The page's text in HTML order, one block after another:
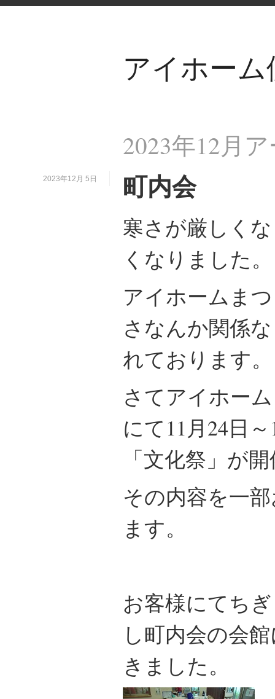
アイホー
2023年12月
2023年12月 5日 町内会
寒さが厳しく
くなりました。
アイホームま
さなんか関係
れております。
さてアイホー
にて11月24日
「文化祭」が
その内容を一
ます。
お客様にてち
し町内会の会
きました。